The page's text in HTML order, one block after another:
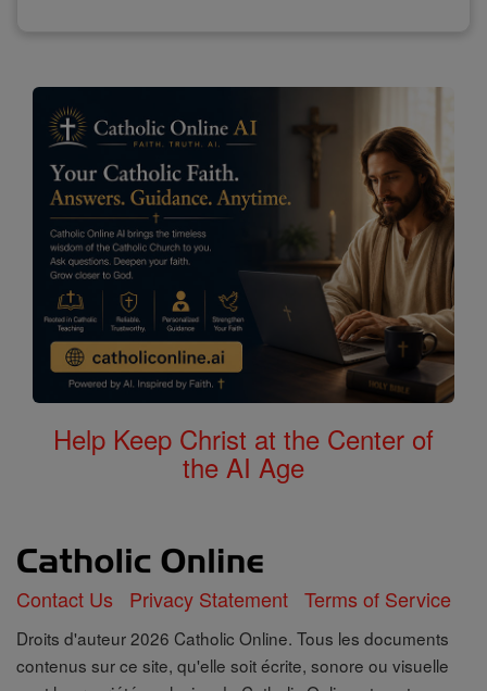
Help Keep Christ at the Center of
the AI Age
Contact Us Privacy Statement Terms of Service
Droits d'auteur 2026 Catholic Online. Tous les documents
contenus sur ce site, qu'elle soit écrite, sonore ou visuelle